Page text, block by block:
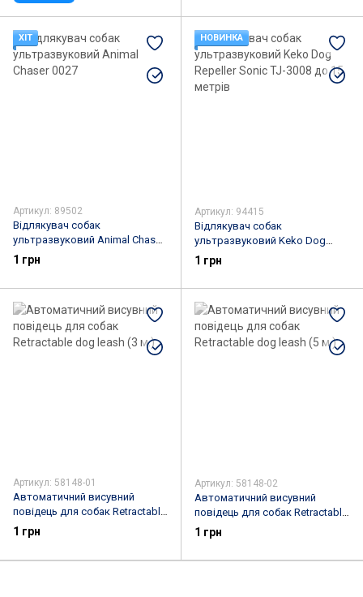
ХІТ
Артикул: 89502
Відлякувач собак
ультразвуковий Animal Chaser
0027
1 грн
НОВИНКА
Артикул: 94415
Відлякувач собак
ультразвуковий Keko Dog
Repeller Sonic TJ-3008 до 15
метрів
1 грн
Артикул: 58148-01
Автоматичний висувний
повідець для собак Retractable
dog leash (3 м.)
1 грн
Артикул: 58148-02
Автоматичний висувний
повідець для собак Retractable
dog leash (5 м.)
1 грн